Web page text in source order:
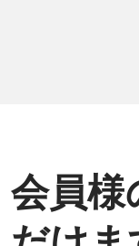
会員様